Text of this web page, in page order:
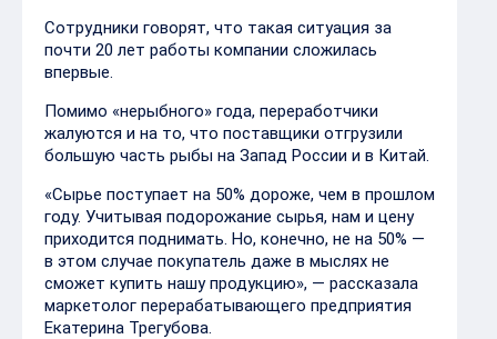
Сотрудники говорят, что такая ситуация за
почти 20 лет работы компании сложилась
впервые.
Помимо «нерыбного» года, переработчики
жалуются и на то, что поставщики отгрузили
большую часть рыбы на Запад России и в Китай.
«Сырье поступает на 50% дороже, чем в прошлом
году. Учитывая подорожание сырья, нам и цену
приходится поднимать. Но, конечно, не на 50% —
в этом случае покупатель даже в мыслях не
сможет купить нашу продукцию», — рассказала
маркетолог перерабатывающего предприятия
Екатерина Трегубова.